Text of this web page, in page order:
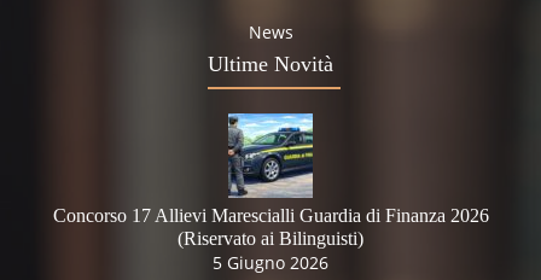
News
Ultime Novità
Concorso 17 Allievi Marescialli Guardia di Finanza 2026
(Riservato ai Bilinguisti)
5 Giugno 2026